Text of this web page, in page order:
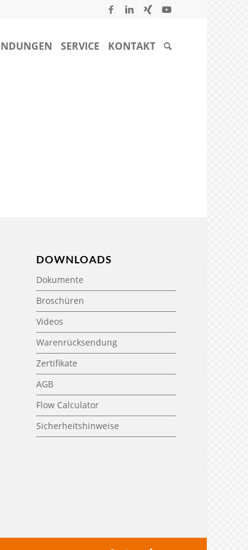
SERVICE KONTAKT
DOWNLOADS
Dokumente
Broschüren
Videos
Warenrücksendung
Zertifikate
AGB
Flow Calculator
Sicherheitshinweise